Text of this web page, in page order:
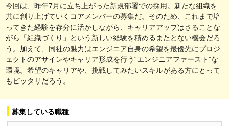
今回は、昨年7月に立ち上がった新規部署での採用。新たな組織を
共に創り上げていくコアメンバーの募集だ。そのため、これまで培
ってきた経験を存分に活かしながら、キャリアアップはさることな
がら「組織づくり」という新しい経験を積めるまたとない機会だろ
う。加えて、同社の魅力はエンジニア自身の希望を最優先にプロジ
ェクトのアサインやキャリア形成を行う“エンジニアファースト”な
環境。希望のキャリアや、挑戦してみたいスキルがある方にとって
もピッタリだろう。
募集している職種